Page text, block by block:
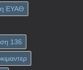
ΕΥΑΘ
136